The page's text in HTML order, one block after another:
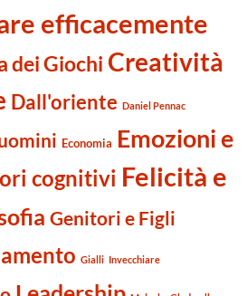
efficacemente
dei Giochi Creatività
Dall'oriente Daniel Pennac
Economia Emozioni e
cognitivi Felicità e
Genitori e Figli
Gialli Invecchiare